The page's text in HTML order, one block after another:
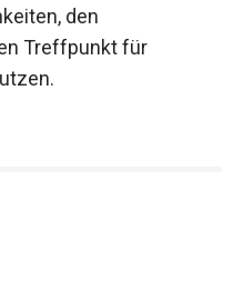
den
Treffpunkt für